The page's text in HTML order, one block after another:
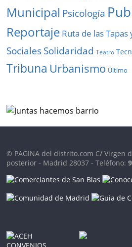
Municipal Psicología
Reportaje Ruta de las Tapas
SocialesSolidaridad Teatro
Tribuna Urbanismo Último
© PAGINA del distrito.com C/ Virgen
posterior - Madrid 28037 - Teléfono: